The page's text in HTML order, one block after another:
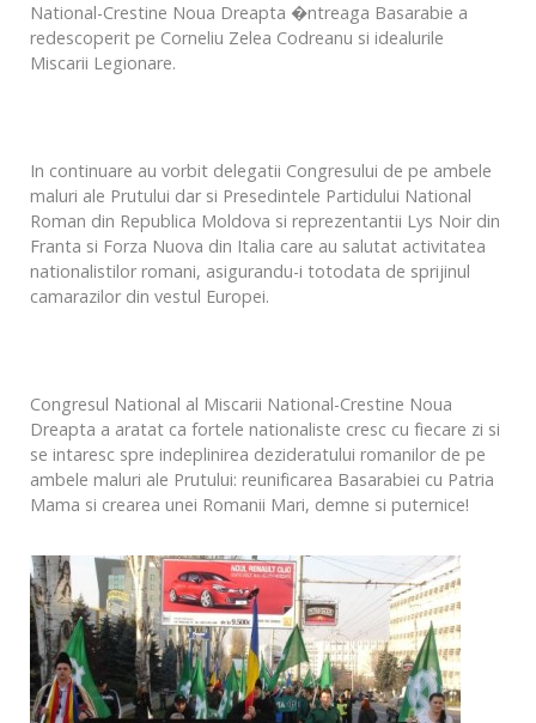
National-Crestine Noua Dreapta �ntreaga Basarabie a
redescoperit pe Corneliu Zelea Codreanu si idealurile
Miscarii Legionare.
In continuare au vorbit delegatii Congresului de pe ambele
maluri ale Prutului dar si Presedintele Partidului National
Roman din Republica Moldova si reprezentantii Lys Noir din
Franta si Forza Nuova din Italia care au salutat activitatea
nationalistilor romani, asigurandu-i totodata de sprijinul
camarazilor din vestul Europei.
Congresul National al Miscarii National-Crestine Noua
Dreapta a aratat ca fortele nationaliste cresc cu fiecare zi si
se intaresc spre indeplinirea dezideratului romanilor de pe
ambele maluri ale Prutului: reunificarea Basarabiei cu Patria
Mama si crearea unei Romanii Mari, demne si puternice!